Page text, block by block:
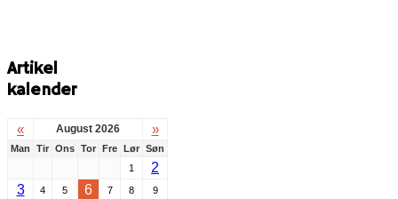
Artikel
kalender
« August 2026 »
Man Tir Ons Tor Fre Lør Søn
1
2
3
4 5 6 7 8
9